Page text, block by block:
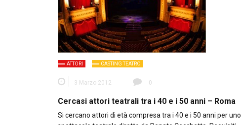
ATTORI CASTING TEATRO
3 Marzo 2012 0
Cercasi attori teatrali tra i 40 e i 50 anni – Roma
Si cercano attori di età compresa tra i 40 e i 50 anni per uno